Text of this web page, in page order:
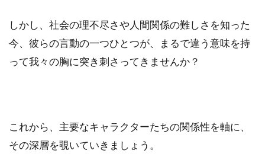
しかし、社会の理不尽さや人間関係の難しさを知った
今、彼らの言動の一つひとつが、まるで違う意味を持
って我々の胸に突き刺さってきませんか？
これから、主要なキャラクターたちの関係性を軸に、
その深層を覗いていきましょう。